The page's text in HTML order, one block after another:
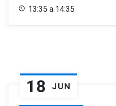
13:35 a 14:35
18 JUN